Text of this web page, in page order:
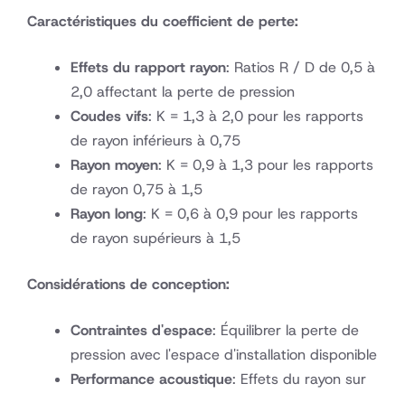
Caractéristiques du coefficient de perte:
Effets du rapport rayon: Ratios R / D de 0,5 à
2,0 affectant la perte de pression
Coudes vifs: K = 1,3 à 2,0 pour les rapports
de rayon inférieurs à 0,75
Rayon moyen: K = 0,9 à 1,3 pour les rapports
de rayon 0,75 à 1,5
Rayon long: K = 0,6 à 0,9 pour les rapports
de rayon supérieurs à 1,5
Considérations de conception:
Contraintes d'espace: Équilibrer la perte de
pression avec l'espace d'installation disponible
Performance acoustique: Effets du rayon sur